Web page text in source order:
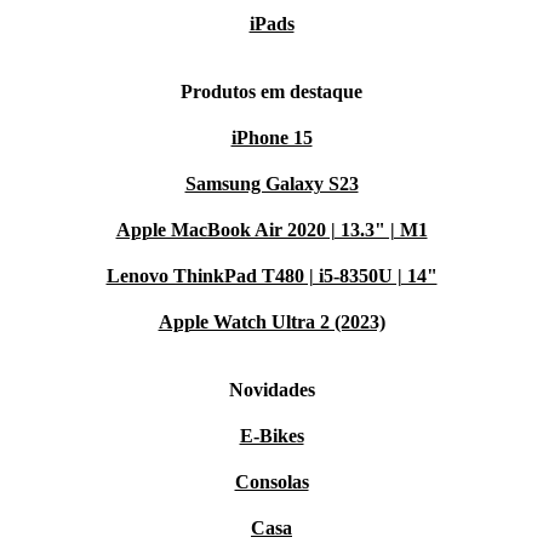
iPads
Produtos em destaque
iPhone 15
Samsung Galaxy S23
Apple MacBook Air 2020 | 13.3" | M1
Lenovo ThinkPad T480 | i5-8350U | 14"
Apple Watch Ultra 2 (2023)
Novidades
E-Bikes
Consolas
Casa